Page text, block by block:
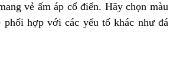
vẻ ấm áp cổ điển. Hãy chọn màu
phối hợp với các yếu tố khác như đá